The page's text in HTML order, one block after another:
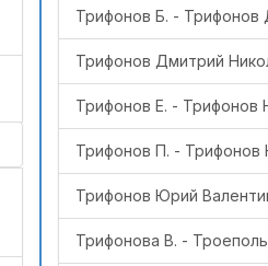
Трифонов Б. - Трифонов
Трифонов Дмитрий
Трифонов Е. - Трифонов
Трифонов П. -
Трифонов Юрий
Трифонова В. -